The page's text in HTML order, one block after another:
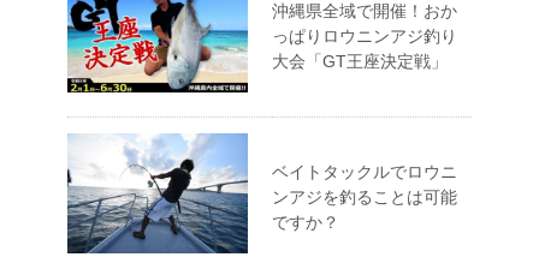
沖縄県全域で開催！おか
っぱりロウニンアジ釣り
大会「GT王座決定戦」
ベイトタックルでロウニ
ンアジを釣ることは可能
ですか？